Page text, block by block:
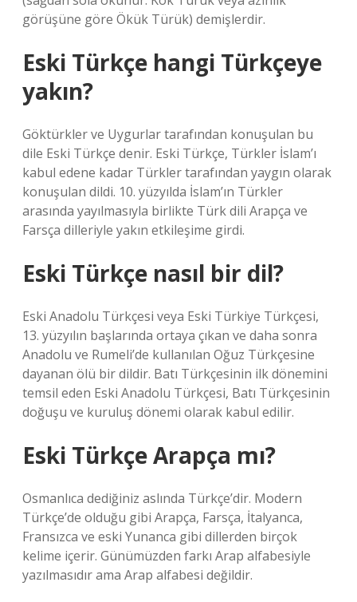
görüşüne göre Ökük Türük) demişlerdir.
Eski Türkçe hangi Türkçeye
yakın?
Göktürkler ve Uygurlar tarafından konuşulan bu
dile Eski Türkçe denir. Eski Türkçe, Türkler İslam’ı
kabul edene kadar Türkler tarafından yaygın olarak
konuşulan dildi. 10. yüzyılda İslam’ın Türkler
arasında yayılmasıyla birlikte Türk dili Arapça ve
Farsça dilleriyle yakın etkileşime girdi.
Eski Türkçe nasıl bir dil?
Eski Anadolu Türkçesi veya Eski Türkiye Türkçesi,
13. yüzyılın başlarında ortaya çıkan ve daha sonra
Anadolu ve Rumeli’de kullanılan Oğuz Türkçesine
dayanan ölü bir dildir. Batı Türkçesinin ilk dönemini
temsil eden Eski Anadolu Türkçesi, Batı Türkçesinin
doğuşu ve kuruluş dönemi olarak kabul edilir.
Eski Türkçe Arapça mı?
Osmanlıca dediğiniz aslında Türkçe’dir. Modern
Türkçe’de olduğu gibi Arapça, Farsça, İtalyanca,
Fransızca ve eski Yunanca gibi dillerden birçok
kelime içerir. Günümüzden farkı Arap alfabesiyle
yazılmasıdır ama Arap alfabesi değildir.